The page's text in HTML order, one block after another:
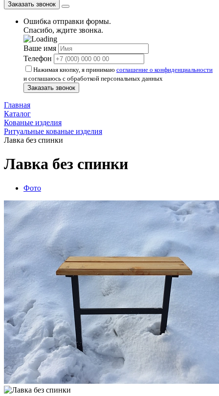
Заказать звонок
Ошибка отправки формы.
Спасибо, ждите звонка.
Ваше имя
Телефон
Нажимая кнопку, я принимаю соглашение о конфиденциальности
и соглашаюсь с обработкой персональных данных
Заказать звонок
Главная
Каталог
Кованые изделия
Ритуальные кованые изделия
Лавка без спинки
Лавка без спинки
Фото